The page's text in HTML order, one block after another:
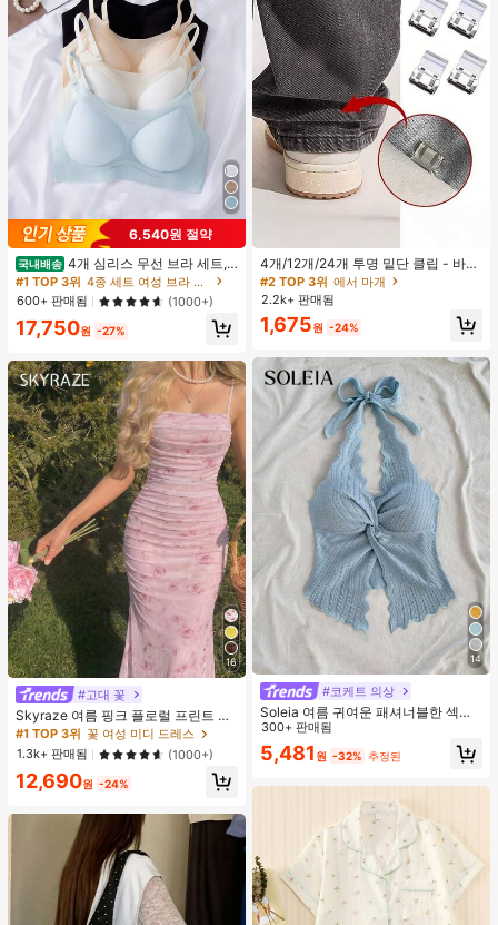
6,540원 절약
국내배송 4개 심리스 무선 브라 세트,
작은 가슴 보정, 초박형 통기성 아이스
실크 섹시 편안한 백리스 란제리 브라,
조절 가능
#1 TOP 3위
4종 세트 여성 브라 & 브랄렛
600+ 판매됨
(1000+)
17,750원 -27%
16
#고대 꽃
Skyraze 여름 핑크 플로럴 프린트 주
름 메쉬 캐미 롱 드레스, 여름 드레스,
봄 옷
#1 TOP 3위 꽃 여성 미디 드레스
1.3k+ 판매됨
(1000+)
12,690원 -24%
4개/12개/24개 투명 밑단 클립 - 바지
밑단 끌림 방지를 위한 심리스 무봉제
조절기, 의류 수선 및 깔끔한 바지 길
이 맞춤을 위한 숨겨진 밑단 조절 클립
(랜덤 색상)
#2 TOP 3위 에서 마개
2.2k+ 판매됨
1,675원 -24%
14
#코케트 의상
Soleia 여름 귀여운 패셔너블한 섹시
한 홀터 타이 트위스트 오픈 백 탑
300+ 판매됨
5,481 원 -32% 추정된